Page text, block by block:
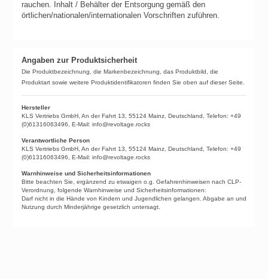
rauchen.
Inhalt / Behälter der Entsorgung gemäß den
örtlichen/nationalen/internationalen Vorschriften zuführen.
Angaben zur Produktsicherheit
Die Produktbezeichnung, die Markenbezeichnung, das Produktbild, die
Produktart sowie weitere Produktidentifikatoren finden Sie oben auf dieser Seite.
Hersteller
KLS Vertriebs GmbH, An der Fahrt 13, 55124 Mainz, Deutschland, Telefon: +49
(0)61316063496, E-Mail: info@revoltage.rocks
Verantwortliche Person
KLS Vertriebs GmbH, An der Fahrt 13, 55124 Mainz, Deutschland, Telefon: +49
(0)61316063496, E-Mail: info@revoltage.rocks
Warnhinweise und Sicherheitsinformationen
Bitte beachten Sie, ergänzend zu etwaigen o.g. Gefahrenhinweisen nach CLP-
Verordnung, folgende Warnhinweise und Sicherheitsinformationen:
Darf nicht in die Hände von Kindern und Jugendlichen gelangen. Abgabe an und
Nutzung durch Minderjährige gesetzlich untersagt.